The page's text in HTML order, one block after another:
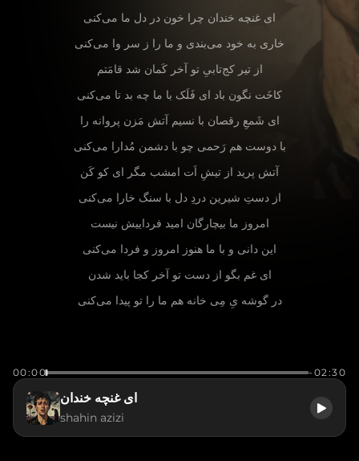
ای غنچه خندان چرا خون در دل ما می‌کنی
خاری به خود می‌بندی و ما را ز سر وا می‌کنی
از تیر کج‌تابیِ تو آخر کَمان شد قامَتم
کاخَت نگون باد ای فَلَک با ما چه بد تا می‌کنی
ای شَمعِ رقصان با نسیم آتش مَزن پروانه را
با دوست هم رَحمی چو با دشمن مُدارا می‌کنی
آتش پرید از تیشِ اَت امشب مگر ای کو کَن
از دستِ شیرین دردِ دل با سنگ خارا می‌کنی
امروز ما بیچارگان امید فرداییش نیست
این دانی و با ما هنوز امروز و فردا می‌کنی
ای غم بگو از دست تو آخر کجا باید شدن
در گوشه یِ مِی‌ خانه هم ما را تو پیدا می‌کنی
00:00 -02:30
ای غنچه خندان
shahin azizi